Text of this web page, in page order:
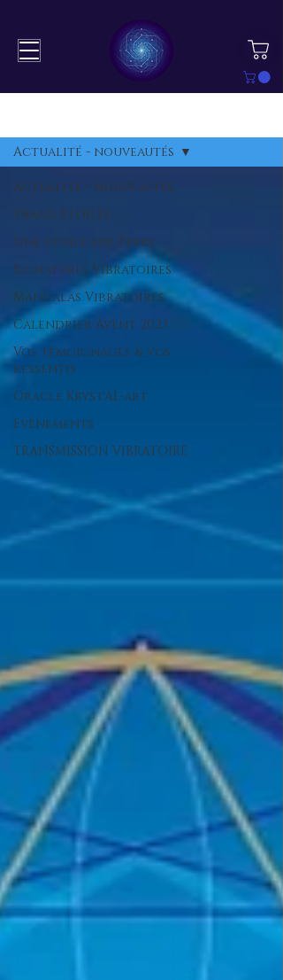
Actualité - nouveautés
TRAME ÉTOILÉE
Une étoile sur Terre
Signatures Vibratoires
Mandalas Vibratoires
Calendrier Avent 2023
Vos témoignages & vos
ressentis
Oracle Kryst'AL-art
Evènements
TRANSMISSION VIBRATOIRE
Actualité - nouveautés